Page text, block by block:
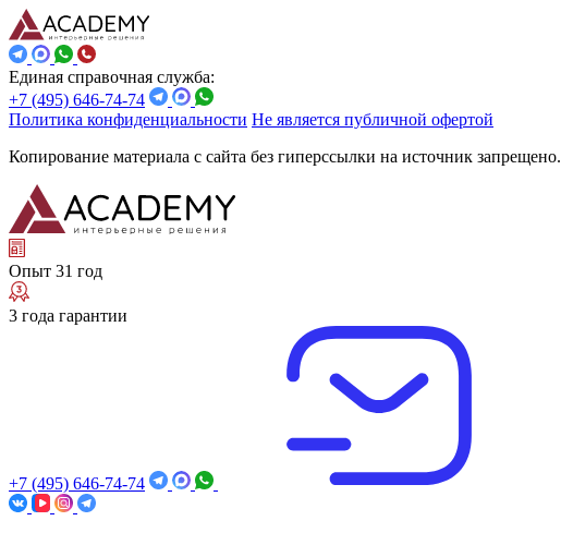
Единая справочная служба:
+7 (495) 646-74-74
Политика конфиденциальности Не является публичной офертой
Копирование материала с сайта без гиперссылки на источник запрещено.
Опыт 31 год
3 года гарантии
+7 (495) 646-74-74